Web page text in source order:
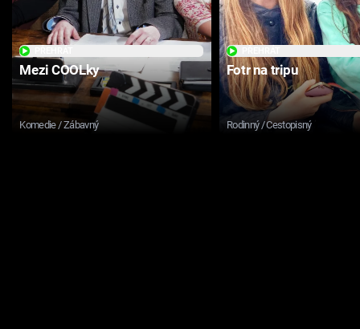
Mezi COOLky
Komedie / Zábavný
Fotr na tripu
Rodinný / Cestopisný